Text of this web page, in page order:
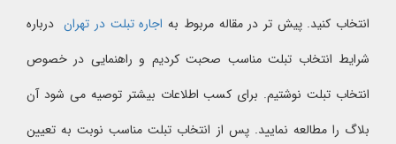
انتخاب کنید. پیش تر در مقاله مربوط به اجاره تبلت در تهران درباره
شرایط انتخاب تبلت مناسب صحبت کردیم و راهنمایی در خصوص
انتخاب تبلت نوشتیم. برای کسب اطلاعات بیشتر توصیه می شود آن
بلاگ را مطالعه نمایید. پس از انتخاب تبلت مناسب نوبت به تعیین